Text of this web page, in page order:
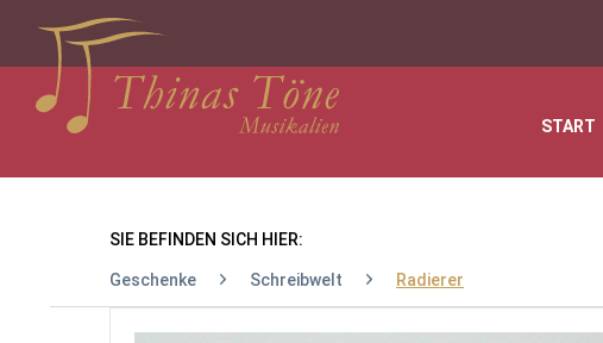
START
SIE BEFINDEN SICH HIER:
Geschenke Schreibwelt Radierer